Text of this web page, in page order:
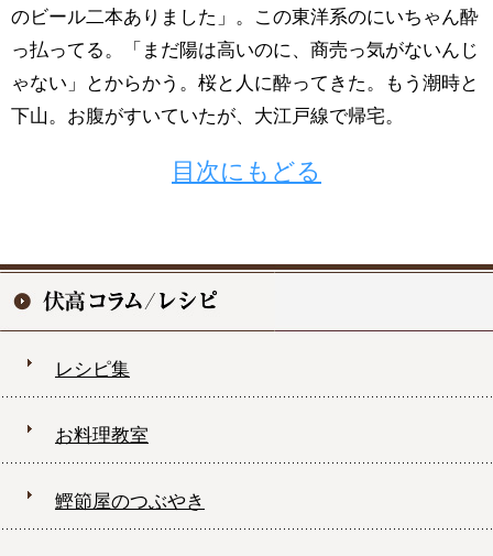
のビール二本ありました」。この東洋系のにいちゃん酔
っ払ってる。「まだ陽は高いのに、商売っ気がないんじ
ゃない」とからかう。桜と人に酔ってきた。もう潮時と
下山。お腹がすいていたが、大江戸線で帰宅。
目次にもどる
レシピ集
お料理教室
鰹節屋のつぶやき